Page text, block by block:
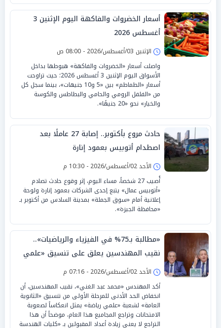
أسعار الخضروات والفاكهة اليوم الإثنين 3
أغسطس 2026
الإثنين 03/أغسطس/2026 - 08:00 ص
واصلت أسعار «الخضروات والفاكهة» هبوطها بداخل
الأسواق اليوم الإثنين 3 أغسطس 2026؛ حيث تراوحت
أسعار «الطماطم» بين «5 و10 جنيهات»، بينما سجل كل
من «الفلفل الرومي والحامي والبطاطس والكوسة
والخيار» نحو «20 جنيهًا».
حادث مروع بأكتوبر.. إصابة 27 عاملًا بعد
اصطدام أتوبيس بعمود إنارة
الأحد 02/أغسطس/2026 - 10:30 م
أُصيب 27 شخصاً، مساء اليوم، إثر وقوع حادث تصادم
«أتوبيس عمال» يتبع إحدى الشركات بعمود إنارة ولوحة
إعلانية أمام «سوق الجملة» بمدينة السادس من أكتوبر بـ
«محافظة الجيزة».
«مطالبة بـ75% في الفيزياء والرياضيات»..
نقيب المهندسين يعلق على تنسيق «علمي
رياضة»
الأحد 02/أغسطس/2026 - 07:16 م
أكد المهندس «محمد عبد الغني»، نقيب المهندسين، أن
انخفاض الحد الأدنى للمرحلة الأولى من تنسيق «الثانوية
العامة» لشعبة «علمي رياضة» يمثل انعكاساً لصعوبة
الامتحانات وتراجع المجاميع هذا العام، موضحاً أن هذا
التراجع لا يعني زيادة أعداد المقبولين بـ «كليات الهندسة